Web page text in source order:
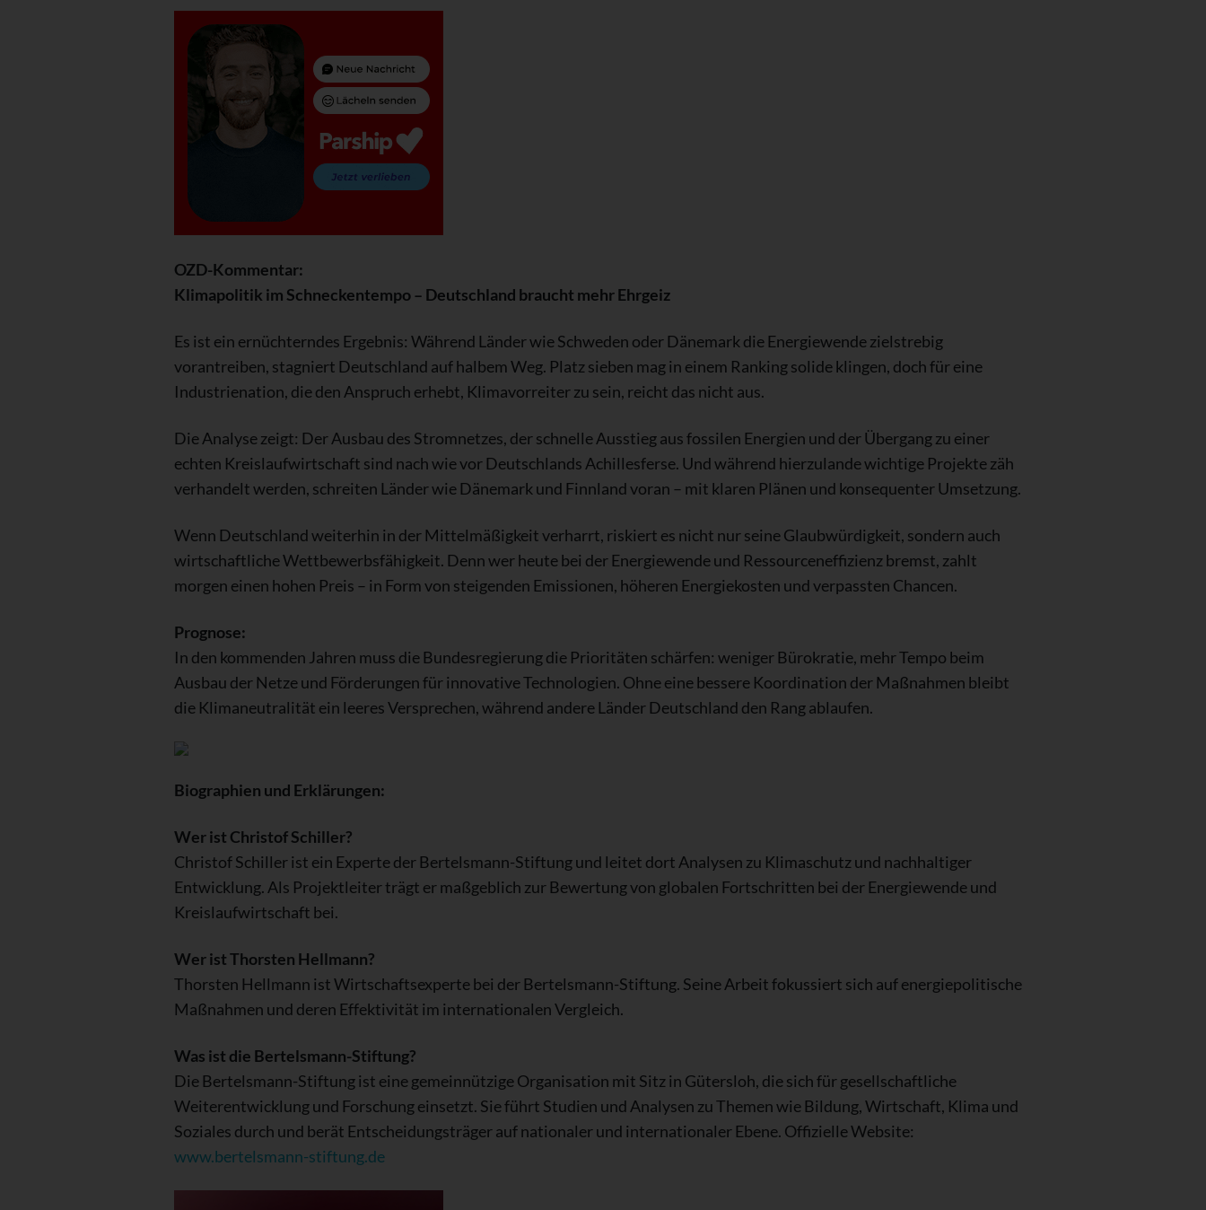
OZD-Kommentar:
Klimapolitik im Schneckentempo – Deutschland braucht mehr Ehrgeiz
Es ist ein ernüchterndes Ergebnis: Während Länder wie Schweden oder Dänemark die Energiewende zielstrebig
vorantreiben, stagniert Deutschland auf halbem Weg. Platz sieben mag in einem Ranking solide klingen, doch für eine
Industrienation, die den Anspruch erhebt, Klimavorreiter zu sein, reicht das nicht aus.
Die Analyse zeigt: Der Ausbau des Stromnetzes, der schnelle Ausstieg aus fossilen Energien und der Übergang zu einer
echten Kreislaufwirtschaft sind nach wie vor Deutschlands Achillesferse. Und während hierzulande wichtige Projekte zäh
verhandelt werden, schreiten Länder wie Dänemark und Finnland voran – mit klaren Plänen und konsequenter Umsetzung.
Wenn Deutschland weiterhin in der Mittelmäßigkeit verharrt, riskiert es nicht nur seine Glaubwürdigkeit, sondern auch
wirtschaftliche Wettbewerbsfähigkeit. Denn wer heute bei der Energiewende und Ressourceneffizienz bremst, zahlt
morgen einen hohen Preis – in Form von steigenden Emissionen, höheren Energiekosten und verpassten Chancen.
Prognose:
In den kommenden Jahren muss die Bundesregierung die Prioritäten schärfen: weniger Bürokratie, mehr Tempo beim
Ausbau der Netze und Förderungen für innovative Technologien. Ohne eine bessere Koordination der Maßnahmen bleibt
die Klimaneutralität ein leeres Versprechen, während andere Länder Deutschland den Rang ablaufen.
Biographien und Erklärungen:
Wer ist Christof Schiller?
Christof Schiller ist ein Experte der Bertelsmann-Stiftung und leitet dort Analysen zu Klimaschutz und nachhaltiger
Entwicklung. Als Projektleiter trägt er maßgeblich zur Bewertung von globalen Fortschritten bei der Energiewende und
Kreislaufwirtschaft bei.
Wer ist Thorsten Hellmann?
Thorsten Hellmann ist Wirtschaftsexperte bei der Bertelsmann-Stiftung. Seine Arbeit fokussiert sich auf energiepolitische
Maßnahmen und deren Effektivität im internationalen Vergleich.
Was ist die Bertelsmann-Stiftung?
Die Bertelsmann-Stiftung ist eine gemeinnützige Organisation mit Sitz in Gütersloh, die sich für gesellschaftliche
Weiterentwicklung und Forschung einsetzt. Sie führt Studien und Analysen zu Themen wie Bildung, Wirtschaft, Klima und
Soziales durch und berät Entscheidungsträger auf nationaler und internationaler Ebene. Offizielle Website:
www.bertelsmann-stiftung.de